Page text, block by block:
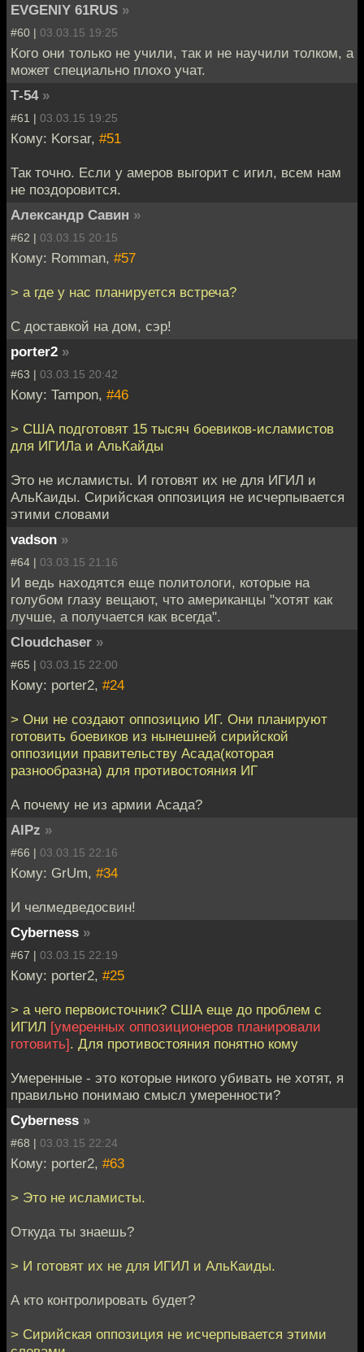
EVGENIY 61RUS »
#60 | 03.03.15 19:25
Кого они только не учили, так и не научили толком, а
может специально плохо учат.
Т-54 »
#61 | 03.03.15 19:25
Кому: Korsar, #51
Так точно. Если у амеров выгорит с игил, всем нам
не поздоровится.
Александр Савин »
#62 | 03.03.15 20:15
Кому: Romman, #57
> а где у нас планируется встреча?
С доставкой на дом, сэр!
porter2 »
#63 | 03.03.15 20:42
Кому: Tampon, #46
> США подготовят 15 тысяч боевиков-исламистов
для ИГИЛа и АльКайды
Это не исламисты. И готовят их не для ИГИЛ и
АльКаиды. Сирийская оппозиция не исчерпывается
этими словами
vadson »
#64 | 03.03.15 21:16
И ведь находятся еще политологи, которые на
голубом глазу вещают, что американцы "хотят как
лучше, а получается как всегда".
Cloudchaser »
#65 | 03.03.15 22:00
Кому: porter2, #24
> Они не создают оппозицию ИГ. Они планируют
готовить боевиков из нынешней сирийской
оппозиции правительству Асада(которая
разнообразна) для противостояния ИГ
А почему не из армии Асада?
AlPz »
#66 | 03.03.15 22:16
Кому: GrUm, #34
И челмедведосвин!
Cyberness »
#67 | 03.03.15 22:19
Кому: porter2, #25
> а чего первоисточник? США еще до проблем с
ИГИЛ [умеренных оппозиционеров планировали
готовить]. Для противостояния понятно кому
Умеренные - это которые никого убивать не хотят, я
правильно понимаю смысл умеренности?
Cyberness »
#68 | 03.03.15 22:24
Кому: porter2, #63
> Это не исламисты.
Откуда ты знаешь?
> И готовят их не для ИГИЛ и АльКаиды.
А кто контролировать будет?
> Сирийская оппозиция не исчерпывается этими